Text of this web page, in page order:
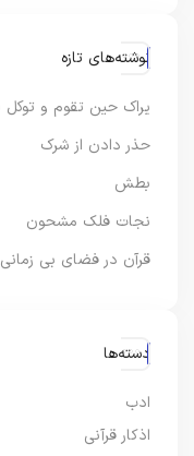
نوشته‌های تازه
یراک حین تقوم و توکل
حذر دادن از شرک
بطش
نجات فلک مشحون
قرآن در فضای بی زمانی
دسته‌ها
ادب
اذکار قرآنی